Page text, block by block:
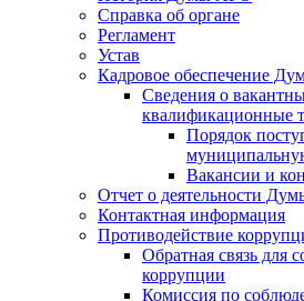
Справка об органе
Регламент
Устав
Кадровое обеспечение
Сведения о
квалификационные
Порядок
Вакансии и
Отчет о деятельности
Контактная информация
Противодействие
Обратная связь для
коррупции
Комиссия по